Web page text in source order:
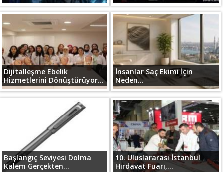
Dijitalleşme Ebelik
Hizmetlerini Dönüştürüyor...
İnsanlar Saç Ekimi İçin
Neden...
Başlangıç Seviyesi Dolma
Kalem Gerçekten...
10. Uluslararası İstanbul
Hırdavat Fuarı,...